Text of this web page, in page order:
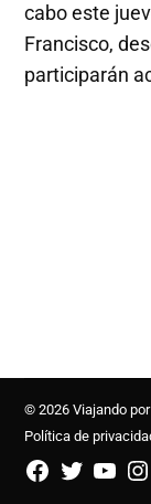
cabo este
Francisco,
participarán
© 2026 Viajando
Política de
FB
TW YouTube